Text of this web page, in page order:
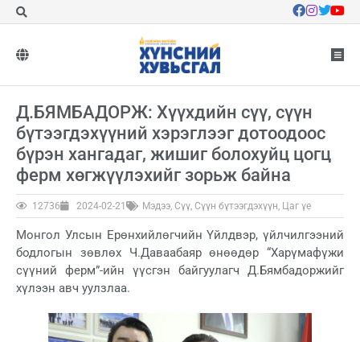
Д.БЯМБАДОРЖ: Хүүхдийн сүү, сүүн
бүтээгдэхүүний хэрэглээг дотоодоос
бүрэн хангадаг, жишиг болохуйц цогц
ферм хөгжүүлэхийг зорьж байна
12736 2024-02-21 Мэдээ, Сүү, Сүүн бүтээгдэхүүн, Цаг үе
Монгол Улсын Ерөнхийлөгчийн Үйлдвэр, үйлчилгээний
бодлогын зөвлөх Ч.Даваабаяр өнөөдөр “Харүмафүжи
сүүний ферм”-ийн үүсгэн байгуулагч Д.Бямбадоржийг
хүлээн авч уулзлаа.